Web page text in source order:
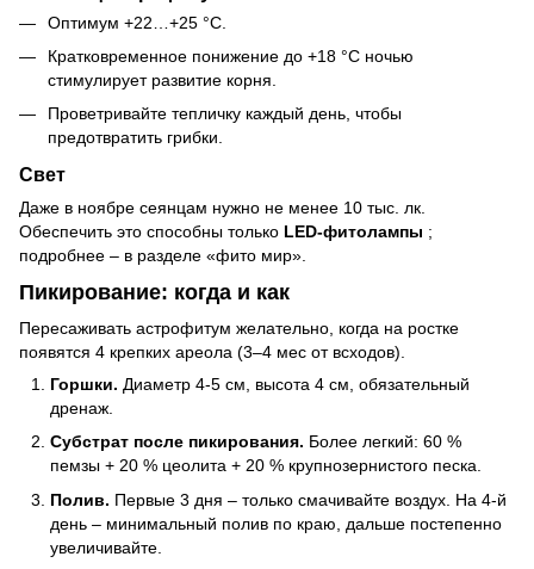
Оптимум +22…+25 °C.
Кратковременное понижение до +18 °C ночью
стимулирует развитие корня.
Проветривайте тепличку каждый день, чтобы
предотвратить грибки.
Свет
Даже в ноябре сеянцам нужно не менее 10 тыс. лк.
Обеспечить это способны только LED-фитолампы ;
подробнее – в разделе «фито мир».
Пикирование: когда и как
Пересаживать астрофитум желательно, когда на ростке
появятся 4 крепких ареола (3–4 мес от всходов).
Горшки. Диаметр 4-5 см, высота 4 см, обязательный
дренаж.
Субстрат после пикирования. Более легкий: 60 %
пемзы + 20 % цеолита + 20 % крупнозернистого песка.
Полив. Первые 3 дня – только смачивайте воздух. На 4-й
день – минимальный полив по краю, дальше постепенно
увеличивайте.